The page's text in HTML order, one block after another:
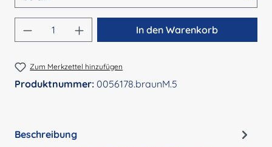
Produkt Anzahl: Gib den gewünschten
In den Warenkorb
Zum Merkzettel hinzufügen
Produktnummer: 0056178.braunM.5
Beschreibung